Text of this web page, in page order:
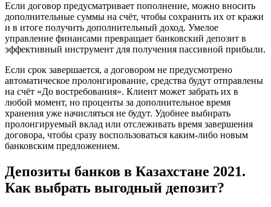
Если договор предусматривает пополнение, можно вносить
дополнительные суммы на счёт, чтобы сохранить их от кражи
и в итоге получить дополнительный доход. Умелое
управление финансами превращает банковский депозит в
эффективный инструмент для получения пассивной прибыли.
Если срок завершается, а договором не предусмотрено
автоматическое пролонгирование, средства будут отправлены
на счёт «До востребования». Клиент может забрать их в
любой момент, но проценты за дополнительное время
хранения уже начисляться не будут. Удобнее выбирать
пролонгируемый вклад или отслеживать время завершения
договора, чтобы сразу воспользоваться каким-либо новым
банковским предложением.
Депозиты банков в Казахстане 2021.
Как выбрать выгодный депозит?